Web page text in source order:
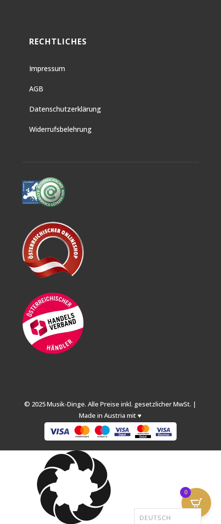
RECHTLICHES
Impressum
AGB
Datenschutzerklärung
Widerrufsbelehrung
© 2025 Musik-Dinge. Alle Preise inkl. gesetzlicher MwSt. |
Made in Austria mit ♥
0
DEUTSCH